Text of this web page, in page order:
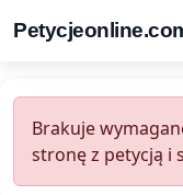
Brakuje
stronę z petycją i